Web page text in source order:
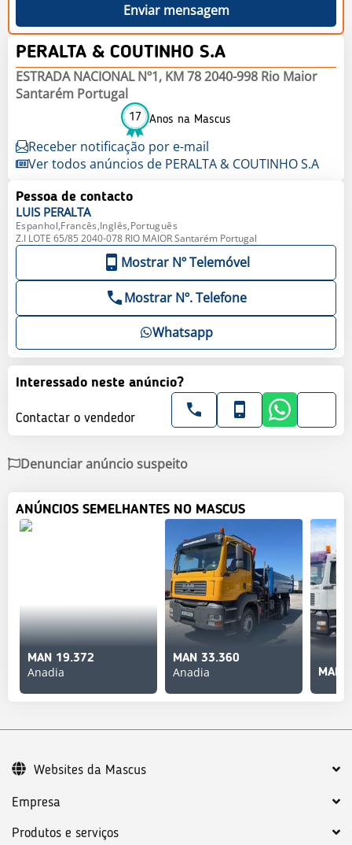
Enviar mensagem
PERALTA & COUTINHO S.A
ESTRADA NACIONAL Nº1, KM 78 2040-998 Rio Maior
Santarém Portugal
17 Anos na Mascus
Receber notificação por e-mail
Ver todos anúncios de PERALTA & COUTINHO S.A
Pessoa de contacto
LUIS PERALTA
Espanhol,Francês,Inglês,Português
Z.I LOTE 65/85 2040-078 RIO MAIOR Santarém Portugal
Mostrar Nº Telemóvel
Mostrar Nº. Telefone
Whatsapp
Interessado neste anúncio?
Contactar o vendedor
Denunciar anúncio suspeito
ANÚNCIOS SEMELHANTES NO MASCUS
MAN 19.372
Anadia
MAN 33.360
Anadia MAN
Empresa
Produtos e serviços
Websites da Mascus